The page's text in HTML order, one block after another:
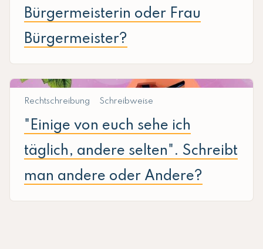
Bürgermeisterin oder Frau
Bürgermeister?
Rechtschreibung Schreibweise
"Einige von euch sehe ich
täglich, andere selten". Schreibt
man andere oder Andere?